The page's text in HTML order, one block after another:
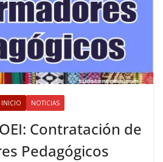
INICIO NOTICIAS
Contratación de
Pedagógicos